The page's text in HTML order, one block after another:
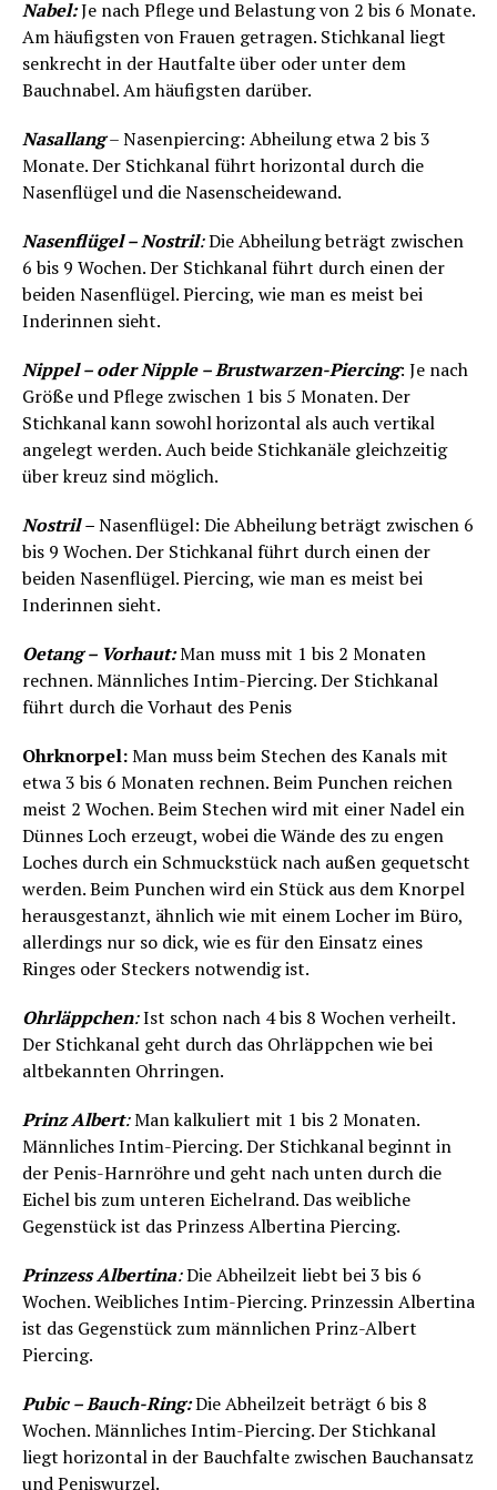
Nabel:Je nach Pflege und Belastung von 2 bis 6 Monate.
Am häufigsten von Frauen getragen. Stichkanal liegt
senkrecht in der Hautfalte über oder unter dem
Bauchnabel. Am häufigsten darüber.
Nasallang– Nasenpiercing: Abheilung etwa 2 bis 3
Monate. Der Stichkanal führt horizontal durch die
Nasenflügel und die Nasenscheidewand.
Nasenflügel – Nostril:Die Abheilung beträgt zwischen
6 bis 9 Wochen. Der Stichkanal führt durch einen der
beiden Nasenflügel. Piercing, wie man es meist bei
Inderinnen sieht.
Nippel – oder Nipple – Brustwarzen-Piercing: Je nach
Größe und Pflege zwischen 1 bis 5 Monaten. Der
Stichkanal kann sowohl horizontal als auch vertikal
angelegt werden. Auch beide Stichkanäle gleichzeitig
über kreuz sind möglich.
Nostril–Nasenflügel: Die Abheilung beträgt zwischen 6
bis 9 Wochen. Der Stichkanal führt durch einen der
beiden Nasenflügel. Piercing, wie man es meist bei
Inderinnen sieht.
Oetang – Vorhaut:Man muss mit 1 bis 2 Monaten
rechnen. Männliches Intim-Piercing. Der Stichkanal
führt durch die Vorhaut des Penis
Ohrknorpel:Man muss beim Stechen des Kanals mit
etwa 3 bis 6 Monaten rechnen. Beim Punchen reichen
meist 2 Wochen. Beim Stechen wird mit einer Nadel ein
Dünnes Loch erzeugt, wobei die Wände des zu engen
Loches durch ein Schmuckstück nach außen gequetscht
werden. Beim Punchen wird ein Stück aus dem Knorpel
herausgestanzt, ähnlich wie mit einem Locher im Büro,
allerdings nur so dick, wie es für den Einsatz eines
Ringes oder Steckers notwendig ist.
Ohrläppchen:Ist schon nach 4 bis 8 Wochen verheilt.
Der Stichkanal geht durch das Ohrläppchen wie bei
altbekannten Ohrringen.
Prinz Albert:Man kalkuliert mit 1 bis 2 Monaten.
Männliches Intim-Piercing. Der Stichkanal beginnt in
der Penis-Harnröhre und geht nach unten durch die
Eichel bis zum unteren Eichelrand. Das weibliche
Gegenstück ist das Prinzess Albertina Piercing.
Prinzess Albertina:Die Abheilzeit liebt bei 3 bis 6
Wochen. Weibliches Intim-Piercing. Prinzessin Albertina
ist das Gegenstück zum männlichen Prinz-Albert
Piercing.
Pubic – Bauch-Ring:Die Abheilzeit beträgt 6 bis 8
Wochen. Männliches Intim-Piercing. Der Stichkanal
liegt horizontal in der Bauchfalte zwischen Bauchansatz
und Peniswurzel.